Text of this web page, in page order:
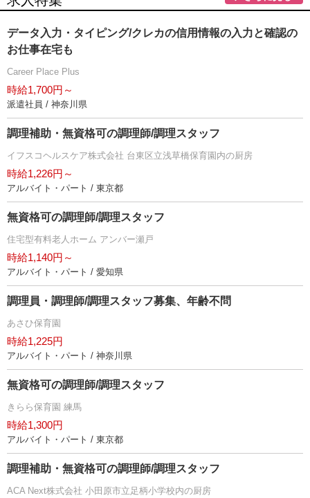
データ入力・タイピング/クレカの信用情報の入力と確認の
お仕事在宅も
Career Place Plus
時給1,700円～
派遣社員 / 神奈川県
調理補助・無資格可の調理師/調理スタッフ
イフスコヘルスケア株式会社 台東区立浅草橋保育園内の厨房
時給1,226円～
アルバイト・パート / 東京都
無資格可の調理師/調理スタッフ
住宅型有料老人ホーム アンバー瀬戸
時給1,140円～
アルバイト・パート / 愛知県
調理員・調理師/調理スタッフ募集、年齢不問
あさひ保育園
時給1,225円
アルバイト・パート / 神奈川県
無資格可の調理師/調理スタッフ
きらら保育園 練馬
時給1,300円
アルバイト・パート / 東京都
調理補助・無資格可の調理師/調理スタッフ
ACA Next株式会社 小田原市立足柄小学校内の厨房